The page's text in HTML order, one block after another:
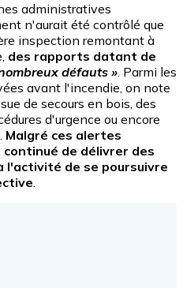
administratives
n'aurait été contrôlé que
inspection remontant à
des rapports datant de
défauts ». Parmi les
avant l'incendie, on note
de secours en bois, des
d'urgence ou encore
Malgré ces alertes
de délivrer des
de se poursuivre
.